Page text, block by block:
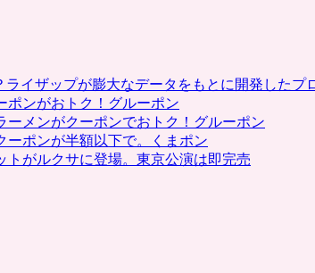
イザップが膨大なデータをもとに開発したプ
ポンがおトク！グルーポン
メンがクーポンでおトク！グルーポン
ーポンが半額以下で。くまポン
がルクサに登場。東京公演は即完売